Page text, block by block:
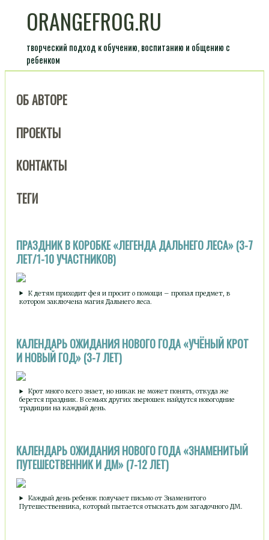
ORANGEFROG.RU
творческий подход к обучению, воспитанию и общению с
ребенком
ОБ АВТОРЕ
ПРОЕКТЫ
КОНТАКТЫ
ТЕГИ
ПРАЗДНИК В КОРОБКЕ «ЛЕГЕНДА ДАЛЬНЕГО ЛЕСА» (3-7
ЛЕТ/1-10 УЧАСТНИКОВ)
К детям приходит фея и просит о помощи – пропал предмет, в
котором заключена магия Дальнего леса.
КАЛЕНДАРЬ ОЖИДАНИЯ НОВОГО ГОДА «УЧЁНЫЙ КРОТ
И НОВЫЙ ГОД» (3-7 ЛЕТ)
Крот много всего знает, но никак не может понять, откуда же
берется праздник. В семьях других зверюшек найдутся новогодние
традиции на каждый день.
КАЛЕНДАРЬ ОЖИДАНИЯ НОВОГО ГОДА «ЗНАМЕНИТЫЙ
ПУТЕШЕСТВЕННИК И ДМ» (7-12 ЛЕТ)
Каждый день ребенок получает письмо от Знаменитого
Путешественника, который пытается отыскать дом загадочного ДМ.